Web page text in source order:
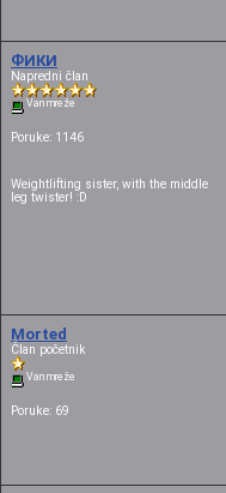
ФИКИ
Napredni član
Van mreže
Poruke: 1146
Weightlifting sister, with the middle
leg twister! :D
Morted
Član početnik
Van mreže
Poruke: 69